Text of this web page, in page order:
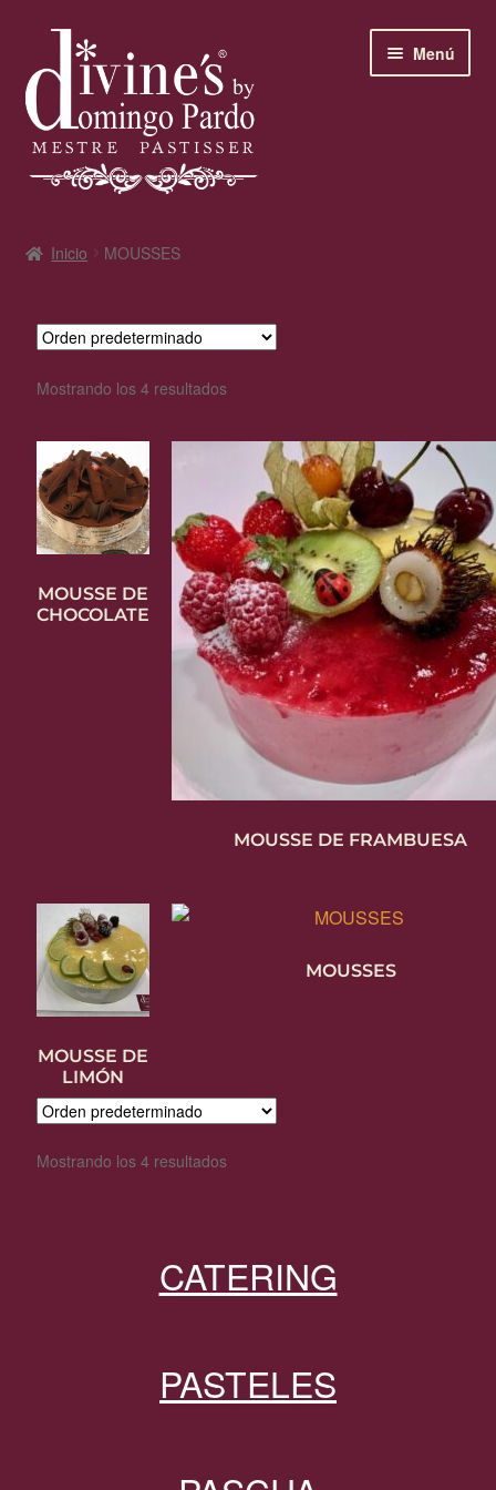
Menú
Horario
El maestro pastelero
Los clásicos de divine’s
Pasteles con forma de números
Bandejas desayunos y meriendas
Política de Privacidad
Inicio MOUSSES
Mostrando los 4 resultados
MOUSSE DE
CHOCOLATE
MOUSSE DE FRAMBUESA
MOUSSE DE
LIMÓN
MOUSSES
Mostrando los 4 resultados
CATERING
PASTELES